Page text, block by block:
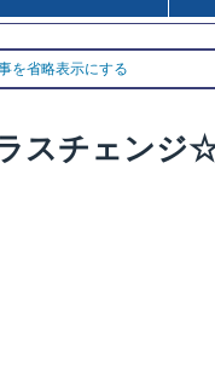
を省略表示にする
スチェンジ